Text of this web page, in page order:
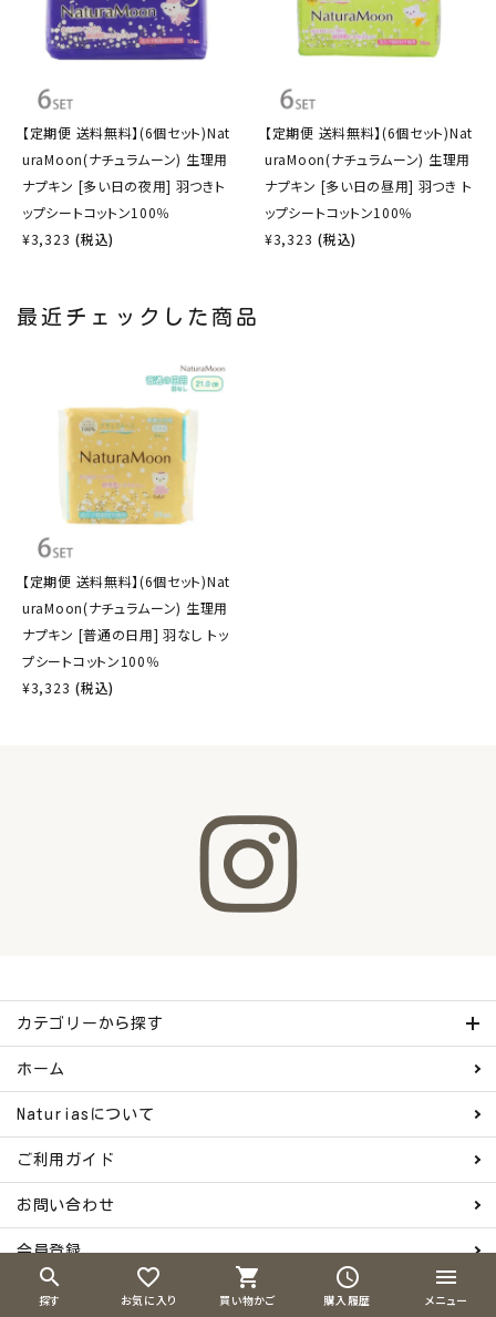
search
探す
favorite_border
お気に入り
shopping_cart
買い物かご
schedule
購入履歴
menu
メニュー
【定期便 送料無料】(6個セット)Nat
uraMoon(ナチュラムーン) 生理用
ナプキン [多い日の夜用] 羽つきト
ップシートコットン100％
¥3,323 (税込)
【定期便 送料無料】(6個セット)Nat
uraMoon(ナチュラムーン) 生理用
ナプキン [多い日の昼用] 羽つき ト
ップシートコットン100％
¥3,323 (税込)
最近チェックした商品
【定期便 送料無料】(6個セット)Nat
uraMoon(ナチュラムーン) 生理用
ナプキン [普通の日用] 羽なし トッ
プシートコットン100％
¥3,323 (税込)
カテゴリーから探す
ホーム
Naturiasについて
ご利用ガイド
お問い合わせ
会員登録
特定商取引法表示